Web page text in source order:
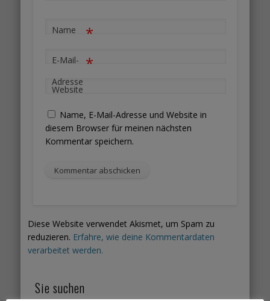
Name *
E-Mail-
Adresse
*
Website
Name, E-Mail-Adresse und Website in
diesem Browser für meinen nächsten
Kommentar speichern.
Diese Website verwendet Akismet, um Spam zu
reduzieren. Erfahre, wie deine Kommentardaten
verarbeitet werden.
Sie suchen